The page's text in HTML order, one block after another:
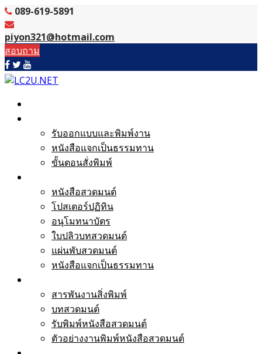
Skip
to
content
089-619-5891
piyon321@hotmail.com
สอบถาม
รับออกแบบและพิมพ์งาน
หนังสือแจกเป็นธรรมทาน
ขั้นตอนสั่งพิมพ์
หนังสือสวดมนต์
โปสเตอร์ปฏิทิน
อนุโมทนาบัตร
ใบปลิวบทสวดมนต์
แผ่นพับสวดมนต์
หนังสือแจกเป็นธรรมทาน
สารพันงานสิ่งพิมพ์
บทสวดมนต์
รับพิมพ์หนังสือสวดมนต์
ตัวอย่างงานพิมพ์หนังสือสวดมนต์